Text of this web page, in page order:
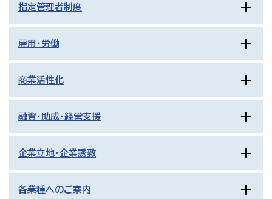
指定管理者制度
雇用・労働
商業活性化
融資・助成・経営支援
企業立地・企業誘致
各業種へのご案内